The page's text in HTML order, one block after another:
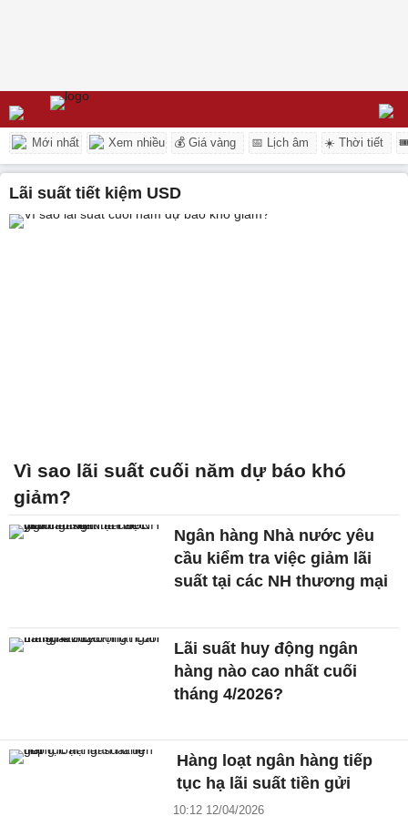
Mới nhất Xem nhiều 💰 Giá vàng 📅 Lịch âm ☀️ Thời tiết
lãi suất tiết kiệm USD
Vì sao lãi suất cuối năm dự báo khó
giảm?
Ngân hàng Nhà nước yêu
cầu kiểm tra việc giảm lãi
suất tại các NH thương mại
Lãi suất huy động ngân
hàng nào cao nhất cuối
tháng 4/2026?
Hàng loạt ngân hàng tiếp
tục hạ lãi suất tiền gửi
10:12 12/04/2026